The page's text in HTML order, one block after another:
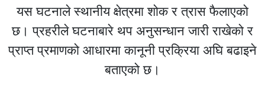
यस घटनाले स्थानीय क्षेत्रमा शोक र त्रास फैलाएको
छ। प्रहरीले घटनाबारे थप अनुसन्धान जारी राखेको र
प्राप्त प्रमाणको आधारमा कानूनी प्रक्रिया अघि बढाइने
बताएको छ।